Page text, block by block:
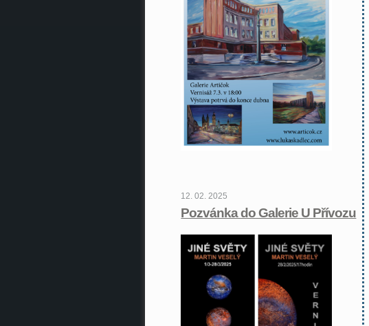
12. 02. 2025
Pozvánka do Galerie U Přívozu